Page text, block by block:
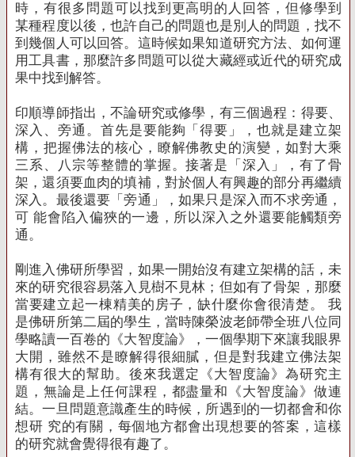
時，有很多問題可以找到更高明的人回答，但修學到
某種程度以後，也許自己的問題也是別人的問題，找不
到幾個人可以回答。這時候如果知道研究方法、如何運
用工具書，那麼許多問題可以從大藏經或近代的研究成
果中找到解答。
印順導師指出，不論研究或修學，有三個過程：得要、
深入、旁通。首先是要能夠「得要」，也就是建立架
構，把握佛法的核心，瞭解佛教史的演變，如對大乘
三系、八宗等整體的掌握。接著是「深入」，有了骨
架，還須要血肉的填補，對於個人有興趣的部分再繼續
深入。最後還要「旁通」，如果只是深入而不求旁通，
可 能會陷入偏狹的一邊，所以深入之外還要能觸類旁
通。
剛進入佛研所學習，如果一開始沒有建立架構的話，未
來的研究很容易落入見樹不見林；但如有了骨架，那麼
當要建立起一棟精美的房子，缺什麼你會很清楚。 我
是佛研所第二屆的學生，當時陳榮波老師帶全班八位同
學略讀一百卷的《大智度論》，一個學期下來讓我眼界
大開，雖然不是瞭解得很細膩，但是對我建立佛法架
構有很大的幫助。後來我選定《大智度論》為研究主
題，無論是上任何課程，都盡量和《大智度論》做連
結。一旦問題意識產生的時候，所遇到的一切都會和你
想研 究的有關，每個地方都會出現想要的答案，這樣
的研究就會覺得很有趣了。